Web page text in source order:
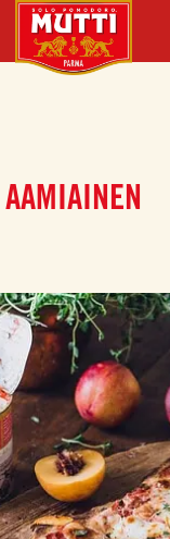
AAMIAINEN